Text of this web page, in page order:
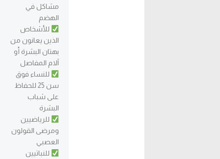
مشاكل في
الهضم
للأشخاص
الذين يعانون من
بهتان البشرة أو
آلام المفاصل
للنساء فوق
سن 25 للحفاظ
على شباب
البشرة
للرياضيين
ومرضى القولون
العصبي
للنباتيين